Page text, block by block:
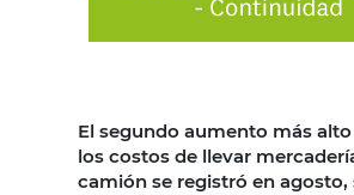
El segundo aumento más
los costos de llevar
camión se registró en agosto,